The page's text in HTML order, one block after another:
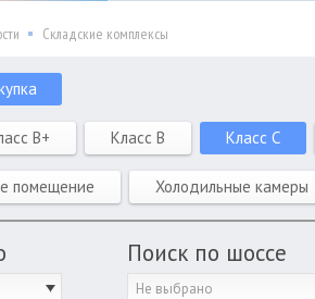
Складские комплексы
B+ Класс B Класс C
помещение Холодильные камеры
Поиск по шоссе
Не выбрано